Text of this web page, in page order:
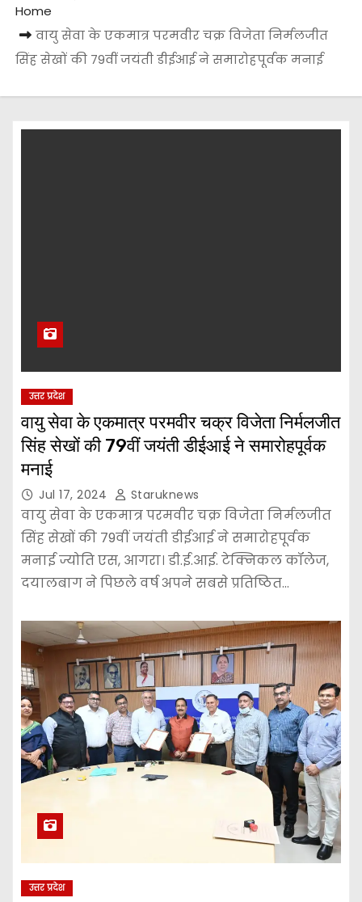
Home
वायु सेवा के एकमात्र परमवीर चक्र विजेता निर्मलजीत
सिंह सेखों की 79वीं जयंती डीईआई ने समारोहपूर्वक मनाई
उत्तर प्रदेश
वायु सेवा के एकमात्र परमवीर चक्र विजेता निर्मलजीत
सिंह सेखों की 79वीं जयंती डीईआई ने समारोहपूर्वक
मनाई
Jul 17, 2024 Staruknews
वायु सेवा के एकमात्र परमवीर चक्र विजेता निर्मलजीत
सिंह सेखों की 79वीं जयंती डीईआई ने समारोहपूर्वक
मनाई ज्योति एस, आगरा। डी.ई.आई. टेक्निकल कॉलेज,
दयालबाग ने पिछले वर्ष अपने सबसे प्रतिष्ठित…
उत्तर प्रदेश